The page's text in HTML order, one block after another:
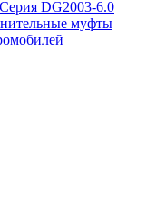
Серия DG2003-6.0
муфты